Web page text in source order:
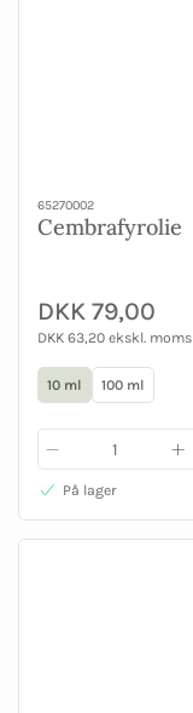
65270002
Cembrafyrolie
DKK 79,00
DKK 63,20 ekskl. moms
10 ml 100 ml
På lager